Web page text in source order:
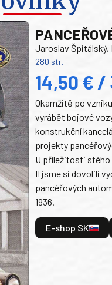
Jaroslav Špitálský,
280 str.
14,50 € /
Okamžitě po
vyrábět bojové
konstrukční
projekty
U příležitosti stého
II jsme si dovolili
pancéřových
1936.
E-shop SK